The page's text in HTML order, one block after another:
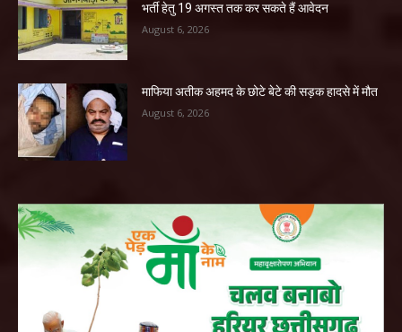
भर्ती हेतु 19 अगस्त तक कर सकते हैं आवेदन
August 6, 2026
माफिया अतीक अहमद के छोटे बेटे की सड़क हादसे में मौत
August 6, 2026